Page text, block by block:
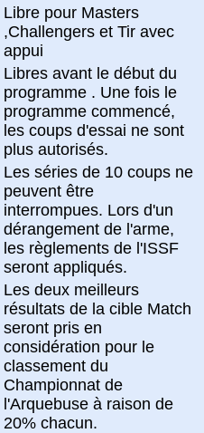
Libre pour Masters
,Challengers et Tir avec
appui
Libres avant le début du
programme . Une fois le
programme commencé,
les coups d'essai ne sont
plus autorisés.
Les séries de 10 coups ne
peuvent être
interrompues. Lors d'un
dérangement de l'arme,
les règlements de l'ISSF
seront appliqués.
Les deux meilleurs
résultats de la cible Match
seront pris en
considération pour le
classement du
Championnat de
l'Arquebuse à raison de
20% chacun.